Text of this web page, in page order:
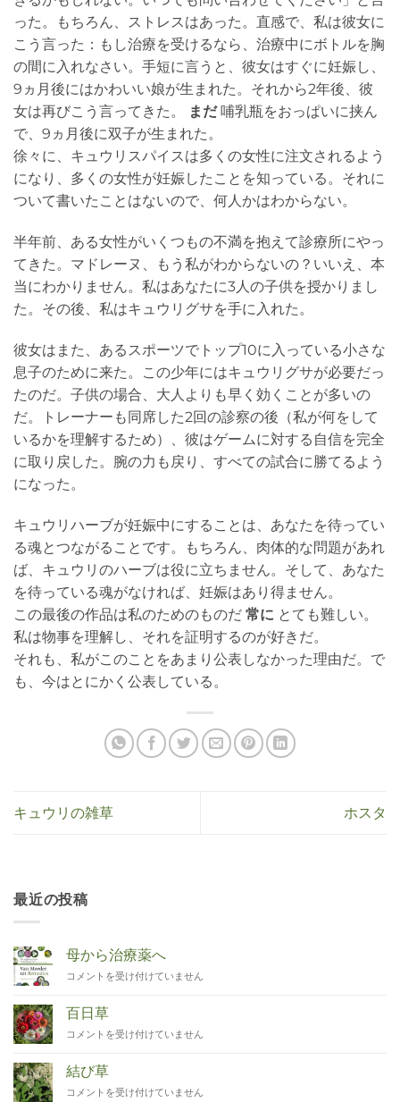
った。もちろん、ストレスはあった。直感で、私は彼女に
こう言った：もし治療を受けるなら、治療中にボトルを胸
の間に入れなさい。手短に言うと、彼女はすぐに妊娠し、
9ヵ月後にはかわいい娘が生まれた。それから2年後、彼
女は再びこう言ってきた。
まだ哺乳瓶をおっぱいに挟ん
で、9ヵ月後に双子が生まれた。
徐々に、キュウリスパイスは多くの女性に注文されるよう
になり、多くの女性が妊娠したことを知っている。それに
ついて書いたことはないので、何人かはわからない。
半年前、ある女性がいくつもの不満を抱えて診療所にやっ
てきた。マドレーヌ、もう私がわからないの？いいえ、本
当にわかりません。私はあなたに3人の子供を授かりまし
た。その後、私はキュウリグサを手に入れた。
彼女はまた、あるスポーツでトップ10に入っている小さな
息子のために来た。この少年にはキュウリグサが必要だっ
たのだ。子供の場合、大人よりも早く効くことが多いの
だ。トレーナーも同席した2回の診察の後（私が何をして
いるかを理解するため）、彼はゲームに対する自信を完全
に取り戻した。腕の力も戻り、すべての試合に勝てるよう
になった。
キュウリハーブが妊娠中にすることは、あなたを待ってい
る魂とつながることです。もちろん、肉体的な問題があれ
ば、キュウリのハーブは役に立ちません。そして、あなた
を待っている魂がなければ、妊娠はあり得ません。
この最後の作品は私のためのものだ 常に とても難しい。
私は物事を理解し、それを証明するのが好きだ。
それも、私がこのことをあまり公表しなかった理由だ。で
も、今はとにかく公表している。
キュウリの雑草 ホスタ
最近の投稿
母から治療薬へ
Van
tot
Remedies
は
コメントを受け付けていません
百日草
Zinnia
コメントを受け付けていません
結び草
Duizendknoop
コメントを受け付けていません